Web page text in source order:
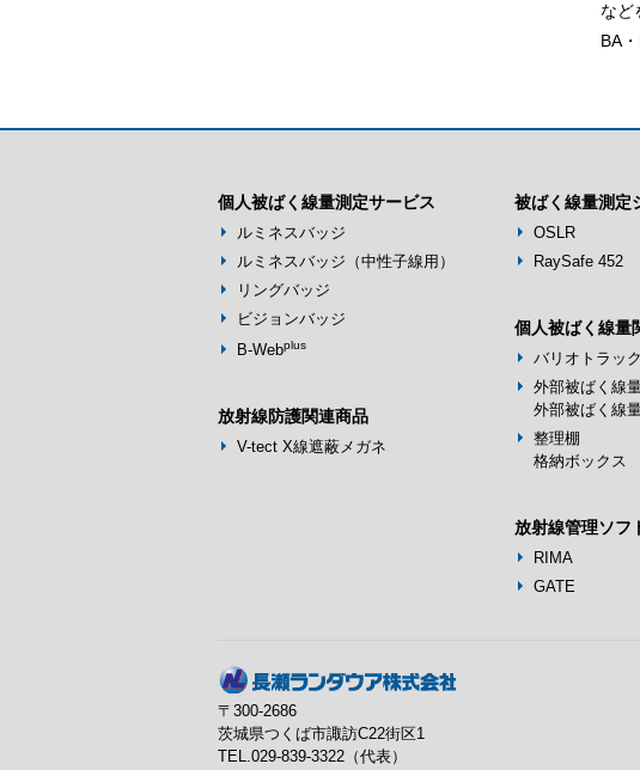
など
BA
個人被ばく線量測定サービス
ルミネスバッジ
ルミネスバッジ（中性子線用）
リングバッジ
ビジョンバッジ
B-Webplus
放射線防護関連商品
V-tect X線遮蔽メガネ
被ばく線量測定
OSLR
RaySafe 452
個人被ばく線量
バリオトラック
外部被ばく線
外部被ばく線
整理棚
格納ボックス
放射線管理ソフ
RIMA
GATE
〒300-2686
茨城県つくば市諏訪C22街区1
TEL.029-839-3322（代表）